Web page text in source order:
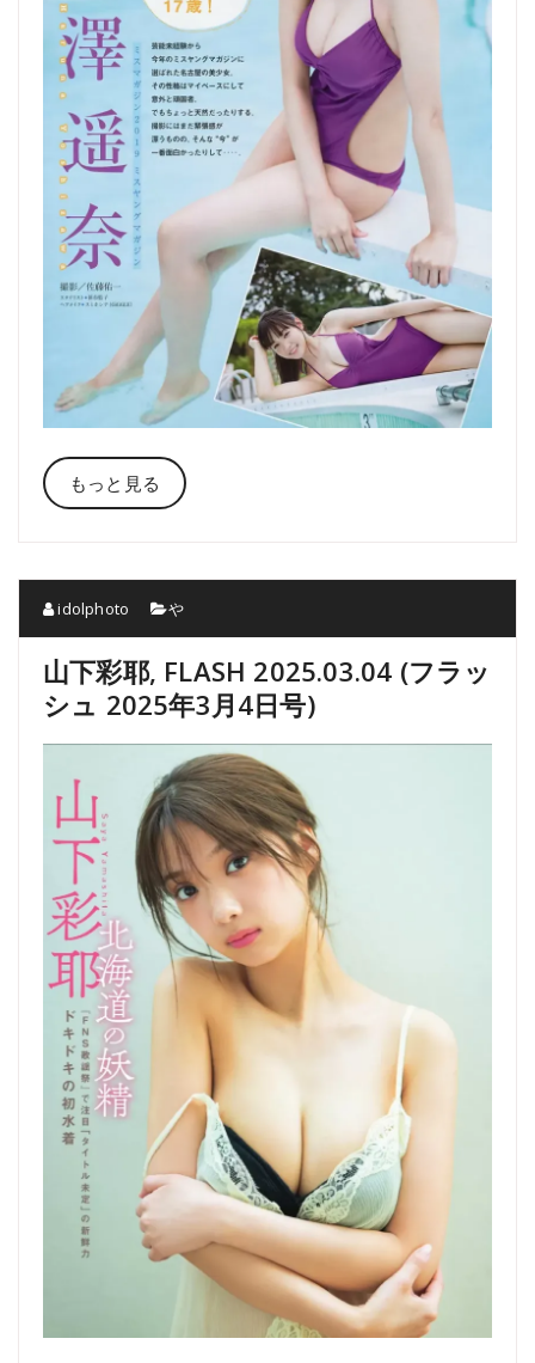
もっと見る
idolphoto や
山下彩耶, FLASH 2025.03.04 (フラッ
シュ 2025年3月4日号)